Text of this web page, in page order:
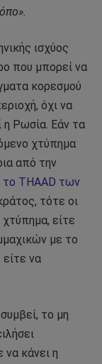
ισχύος
που μπορεί να
κορεσμού
όχι να
η Ρωσία. Εάν τα
χτύπημα
από την
το THAAD των
τότε οι
είτε
με το
να
το μη
κάνει η